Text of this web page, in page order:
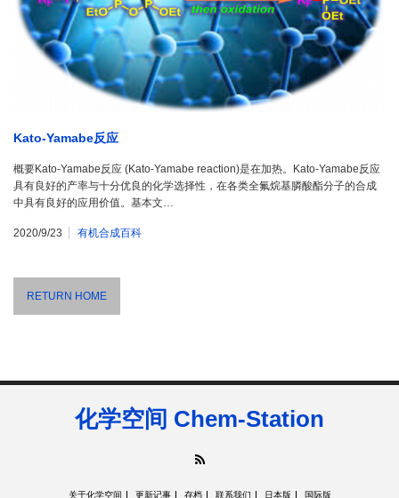
Kato-Yamabe反应
概要Kato-Yamabe反应 (Kato-Yamabe reaction)是在加热。Kato-Yamabe反应
具有良好的产率与十分优良的化学选择性，在各类全氟烷基膦酸酯分子的合成
中具有良好的应用价值。基本文…
2020/9/23 有机合成百科
RETURN HOME
化学空间 Chem-Station
关于化学空间 更新记事 存档 联系我们 日本版 国际版